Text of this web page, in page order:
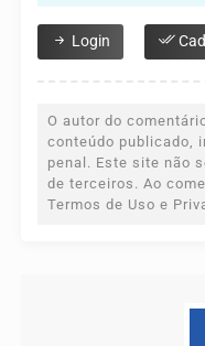
Login
O autor do
conteúdo publicado,
penal. Este site não
de terceiros. Ao
Termos de Uso e